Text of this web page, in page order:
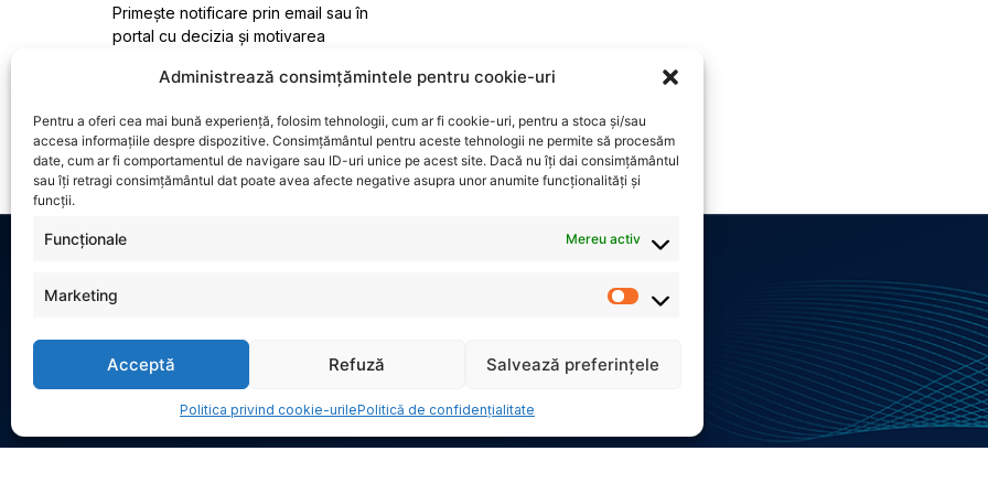
Administrează consimțămintele pentru cookie-uri
Pentru a oferi cea mai bună experiență, folosim tehnologii, cum ar fi cookie-uri, pentru a stoca și/sau
accesa informațiile despre dispozitive. Consimțământul pentru aceste tehnologii ne permite să procesăm
date, cum ar fi comportamentul de navigare sau ID-uri unice pe acest site. Dacă nu îți dai consimțământul
sau îți retragi consimțământul dat poate avea afecte negative asupra unor anumite funcționalități și
funcții.
Funcționale Mereu activ
Marketing
Acceptă Refuză Salvează preferințele
Politica privind cookie-urilePolitică de confidențialitate
Primește notificare prin email sau în
portal cu decizia și motivarea
Politică de confidențialitate
Politica privind cookie-urile (UE)
office@digisinergy.ro